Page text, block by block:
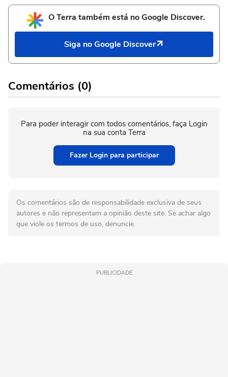
O Terra também está no Google Discover.
Siga no Google Discover
Comentários (0)
Para poder interagir com todos comentários, faça Login
na sua conta Terra
Fazer Login para participar
Os comentários são de responsabilidade exclusiva de seus
autores e não representam a opinião deste site. Se achar algo
que viole os termos de uso, denuncie.
PUBLICIDADE